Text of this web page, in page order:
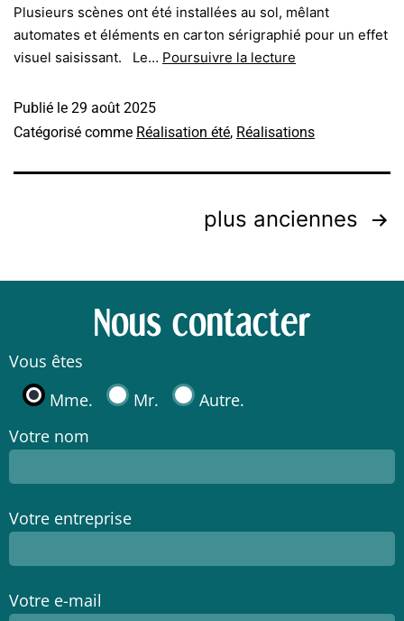
Plusieurs scènes ont été installées au sol, mêlant
automates et éléments en carton sérigraphié pour un effet
visuel saisissant. Le… Poursuivre la lecture
Publié le 29 août 2025
Catégorisé comme Réalisation été, Réalisations
plus anciennes
Nous contacter
Vous êtes
Mme.
Mr.
Autre.
Votre nom
Votre entreprise
Votre e-mail